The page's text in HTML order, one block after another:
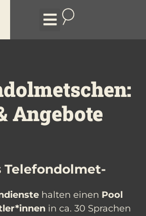
Angebote
Tele­fondolmet­
halten einen Pool
in ca. 30 Sprachen